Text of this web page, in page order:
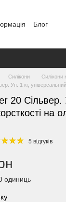
Блог
Силікони
Силікони
Уп. 1 кг,
20 Сільвер.
на
5 відгуків
одиниць